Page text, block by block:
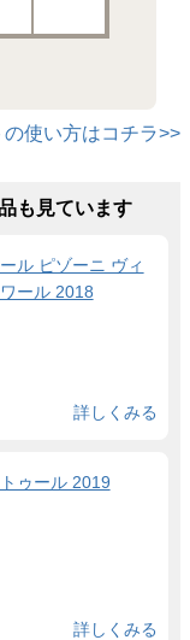
使い方はコチラ>>
も見ています
ル ピゾーニ ヴィ
ール 2018
詳しくみる
ゥール 2019
詳しくみる